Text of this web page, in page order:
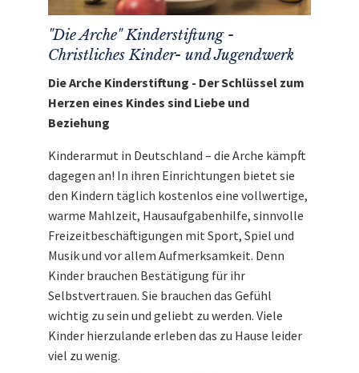
"Die Arche" Kinderstiftung -
Christliches Kinder- und Jugendwerk
Die Arche Kinderstiftung - Der Schlüssel zum
Herzen eines Kindes sind Liebe und
Beziehung
Kinderarmut in Deutschland – die Arche kämpft
dagegen an! In ihren Einrichtungen bietet sie
den Kindern täglich kostenlos eine vollwertige,
warme Mahlzeit, Hausaufgabenhilfe, sinnvolle
Freizeitbeschäftigungen mit Sport, Spiel und
Musik und vor allem Aufmerksamkeit. Denn
Kinder brauchen Bestätigung für ihr
Selbstvertrauen. Sie brauchen das Gefühl
wichtig zu sein und geliebt zu werden. Viele
Kinder hierzulande erleben das zu Hause leider
viel zu wenig.